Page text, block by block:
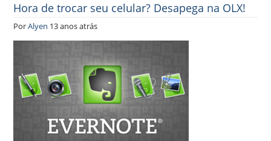
Hora de trocar seu celular? Desapega na OLX!
PorAlyen 13 anos atrás